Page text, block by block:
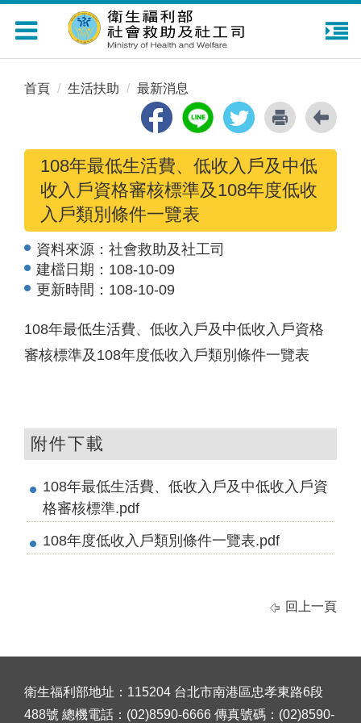
Toggle
navigation
首頁 生活扶助 最新消息
108年最低生活費、低收入戶及中低
收入戶資格審核標準及108年度低收
入戶類別條件一覽表
資料來源： 社會救助及社工司
建檔日期： 108-10-09
更新時間： 108-10-09
108年最低生活費、低收入戶及中低收入戶資格
審核標準及108年度低收入戶類別條件一覽表
附件下載
108年最低生活費、低收入戶及中低收入戶資
格審核標準.pdf
108年度低收入戶類別條件一覽表.pdf
回上一頁
衛生福利部地址：115204 台北市南港區忠孝東路6段
488號 總機電話：(02)8590-6666 傳真號碼：(02)8590-